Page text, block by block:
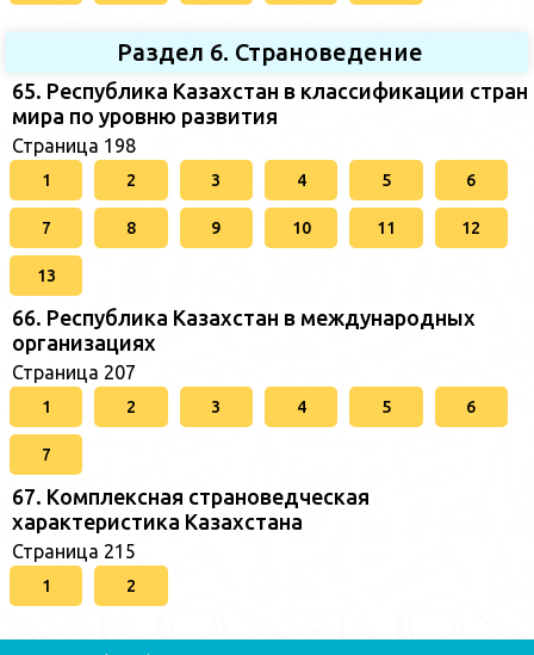
Раздел 6. Страноведение
65. Республика Казахстан в классификации стран
мира по уровню развития
Страница 198
1 2 3 4 5 6
7 8 9 10 11 12
13
66. Республика Казахстан в международных
организациях
Страница 207
1 2 3 4 5 6
7
67. Комплексная страноведческая
характеристика Казахстана
Страница 215
1 2